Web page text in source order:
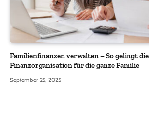
Familienfinanzen verwalten – So gelingt die
Finanzorganisation für die ganze Familie
September 25, 2025